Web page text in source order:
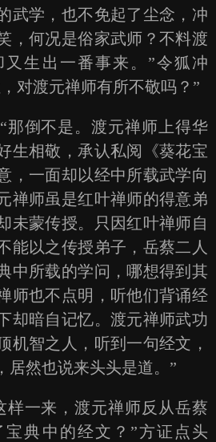
武学，也不免起了尘念，冲
，何况是俗家武师？不料渡
生出一番事来。”令狐冲
对渡元禅师有所不敬吗？”
倒不是。渡元禅师上得华
生相敬，承认私阅《葵花宝
，一面却以经中所载武学向
禅师虽是红叶禅师的得意弟
未蒙传授。只因红叶禅师自
能以之传授弟子，岳蔡二人
中所载的学问，哪想得到其
师也不点明，听他们背诵经
却暗自记忆。渡元禅师武功
机智之人，听到一句经文，
居然也说来头头是道。”
一来，渡元禅师反从岳蔡
典中的经文？”方证点头